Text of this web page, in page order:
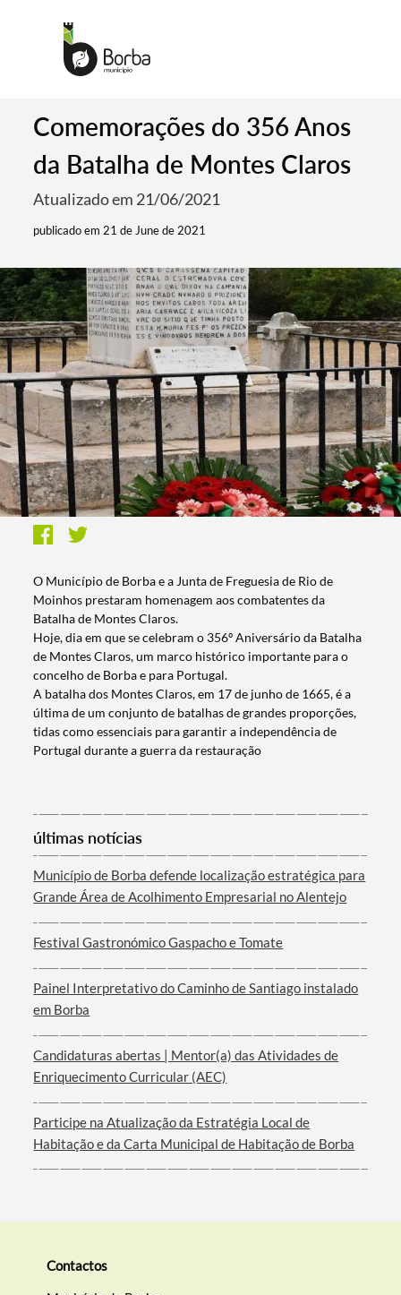
Termo de Pesquisa
Categorias gerais
Filtros
Comemorações do 356 Anos
da Batalha de Montes Claros
Atualizado em 21/06/2021
publicado em 21 de June de 2021
O Município de Borba e a Junta de Freguesia de Rio de
Moinhos prestaram homenagem aos combatentes da
Batalha de Montes Claros.
Hoje, dia em que se celebram o 356º Aniversário da Batalha
de Montes Claros, um marco histórico importante para o
concelho de Borba e para Portugal.
A batalha dos Montes Claros, em 17 de junho de 1665, é a
última de um conjunto de batalhas de grandes proporções,
tidas como essenciais para garantir a independência de
Portugal durante a guerra da restauração
últimas notícias
Município de Borba defende localização estratégica para
Grande Área de Acolhimento Empresarial no Alentejo
Festival Gastronómico Gaspacho e Tomate
Painel Interpretativo do Caminho de Santiago instalado
em Borba
Candidaturas abertas | Mentor(a) das Atividades de
Enriquecimento Curricular (AEC)
Participe na Atualização da Estratégia Local de
Habitação e da Carta Municipal de Habitação de Borba
Contactos